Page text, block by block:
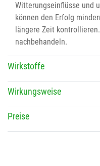
Witterungseinflüsse und
können den Erfolg
längere Zeit
nachbehandeln.
Wirkstoffe
Wirkungsweise
Preise